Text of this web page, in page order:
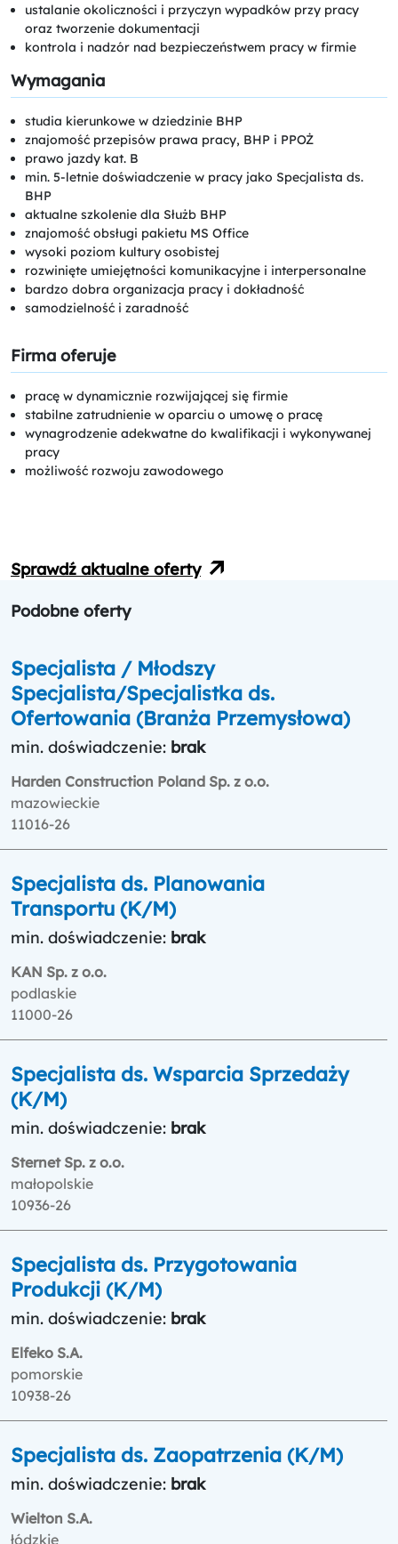
ustalanie okoliczności i przyczyn wypadków przy pracy
oraz tworzenie dokumentacji
kontrola i nadzór nad bezpieczeństwem pracy w firmie
Wymagania
studia kierunkowe w dziedzinie BHP
znajomość przepisów prawa pracy, BHP i PPOŻ
prawo jazdy kat. B
min. 5-letnie doświadczenie w pracy jako Specjalista ds.
BHP
aktualne szkolenie dla Służb BHP
znajomość obsługi pakietu MS Office
wysoki poziom kultury osobistej
rozwinięte umiejętności komunikacyjne i interpersonalne
bardzo dobra organizacja pracy i dokładność
samodzielność i zaradność
Firma oferuje
pracę w dynamicznie rozwijającej się firmie
stabilne zatrudnienie w oparciu o umowę o pracę
wynagrodzenie adekwatne do kwalifikacji i wykonywanej
pracy
możliwość rozwoju zawodowego
Sprawdź aktualne oferty
Podobne oferty
Specjalista / Młodszy
Specjalista/Specjalistka ds.
Ofertowania (Branża Przemysłowa)
min. doświadczenie: brak
Harden Construction Poland Sp. z o.o.
mazowieckie
11016-26
Specjalista ds. Planowania
Transportu (K/M)
min. doświadczenie: brak
KAN Sp. z o.o.
podlaskie
11000-26
Specjalista ds. Wsparcia Sprzedaży
(K/M)
min. doświadczenie: brak
Sternet Sp. z o.o.
małopolskie
10936-26
Specjalista ds. Przygotowania
Produkcji (K/M)
min. doświadczenie: brak
Elfeko S.A.
pomorskie
10938-26
Specjalista ds. Zaopatrzenia (K/M)
min. doświadczenie: brak
Wielton S.A.
łódzkie